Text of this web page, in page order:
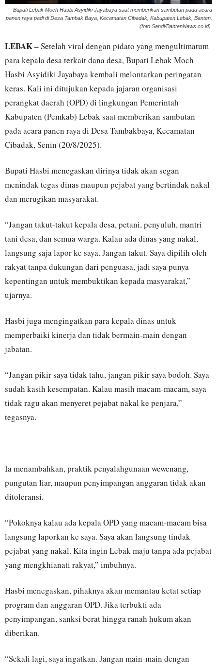
Bupati Lebak Moch Hasbi Asyidiki Jayabaya saat memberikan sambutan pada acara
panen raya padi di Desa Tambak Baya, Kecamatan Cibadak, Kabupaten Lebak, Banten.
(foto Sandi/BantenNews.co.id).
LEBAK– Setelah viral dengan pidato yang mengultimatum
para kepala desa terkait dana desa, Bupati Lebak Moch
Hasbi Asyidiki Jayabaya kembali melontarkan peringatan
keras. Kali ini ditujukan kepada jajaran organisasi
perangkat daerah (OPD) di lingkungan Pemerintah
Kabupaten (Pemkab) Lebak saat memberikan sambutan
pada acara panen raya di Desa Tambakbaya, Kecamatan
Cibadak, Senin (20/8/2025).
Bupati Hasbi menegaskan dirinya tidak akan segan
menindak tegas dinas maupun pejabat yang bertindak nakal
dan merugikan masyarakat.
“Jangan takut-takut kepala desa, petani, penyuluh, mantri
tani desa, dan semua warga. Kalau ada dinas yang nakal,
langsung saja lapor ke saya. Jangan takut. Saya dipilih oleh
rakyat tanpa dukungan dari penguasa, jadi saya punya
kepentingan untuk membuktikan kepada masyarakat,”
ujarnya.
Hasbi juga mengingatkan para kepala dinas untuk
memperbaiki kinerja dan tidak bermain-main dengan
jabatan.
“Jangan pikir saya tidak tahu, jangan pikir saya bodoh. Saya
sudah kasih kesempatan. Kalau masih macam-macam, saya
tidak ragu akan menyeret pejabat nakal ke penjara,”
tegasnya.
Ia menambahkan, praktik penyalahgunaan wewenang,
pungutan liar, maupun penyimpangan anggaran tidak akan
ditoleransi.
“Pokoknya kalau ada kepala OPD yang macam-macam bisa
langsung laporkan ke saya. Saya akan langsung tindak
pejabat yang nakal. Kita ingin Lebak maju tanpa ada pejabat
yang mengkhianati rakyat,” imbuhnya.
Hasbi menegaskan, pihaknya akan memantau ketat setiap
program dan anggaran OPD. Jika terbukti ada
penyimpangan, sanksi berat hingga ranah hukum akan
diberikan.
“Sekali lagi, saya ingatkan. Jangan main-main dengan